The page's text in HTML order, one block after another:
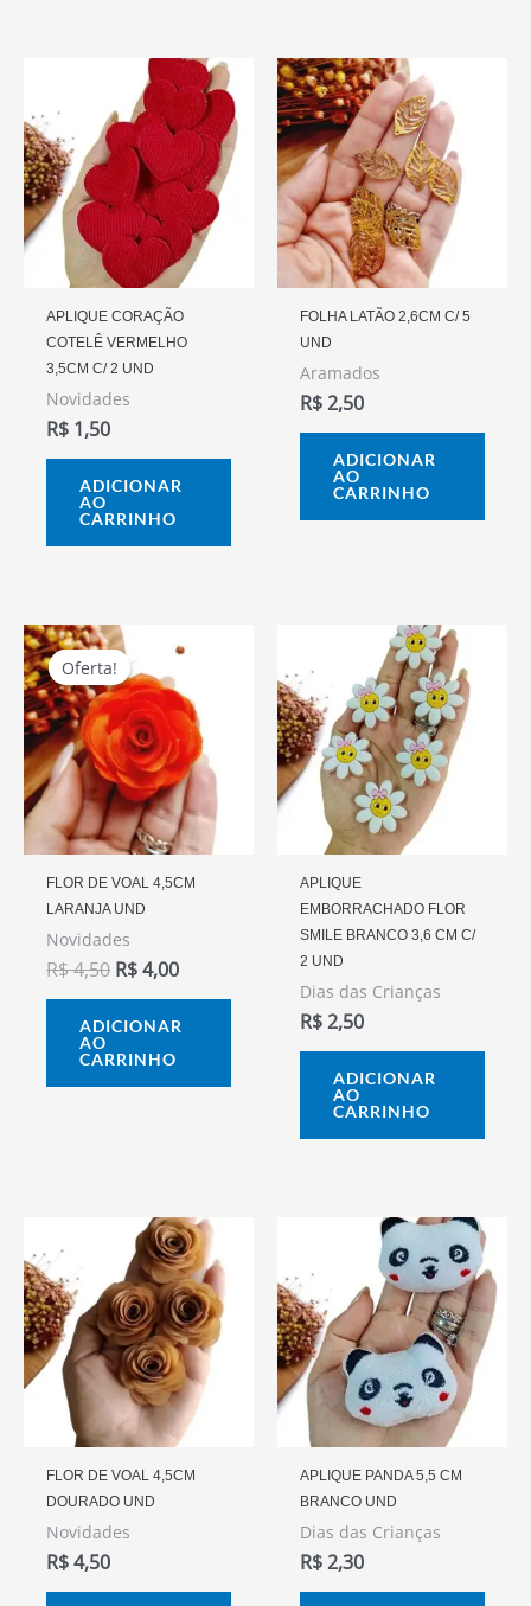
APLIQUE CORAÇÃO
COTELÊ VERMELHO
3,5CM C/ 2 UND
Novidades
R$ 1,50
ADICIONAR
AO
CARRINHO
FOLHA LATÃO 2,6CM C/ 5
UND
Aramados
R$2,50
ADICIONAR
AO
CARRINHO
Oferta!
Oferta!
FLOR DE VOAL 4,5CM
LARANJA UND
Novidades
R$4,50
O
Preço
Original
Era:
R$ 4,50.
R$4,00
Preço
É:
R$ 4,00.
ADICIONAR
AO
CARRINHO
APLIQUE
EMBORRACHADO FLOR
SMILE BRANCO 3,6 CM C/
2 UND
Dias das Crianças
R$2,50
ADICIONAR
AO
CARRINHO
FLOR DE VOAL 4,5CM
DOURADO UND
Novidades
R$4,50
APLIQUE PANDA 5,5 CM
BRANCO UND
Dias das Crianças
R$2,30